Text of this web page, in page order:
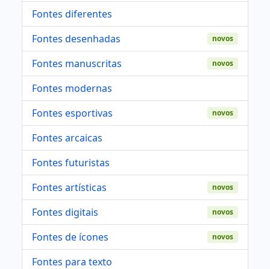
Fontes diferentes
Fontes desenhadas
novos
Fontes manuscritas novos
Fontes modernas
Fontes esportivas
novos
Fontes arcaicas
Fontes futuristas
Fontes artísticas
novos
Fontes digitais novos
Fontes de ícones novos
Fontes para texto